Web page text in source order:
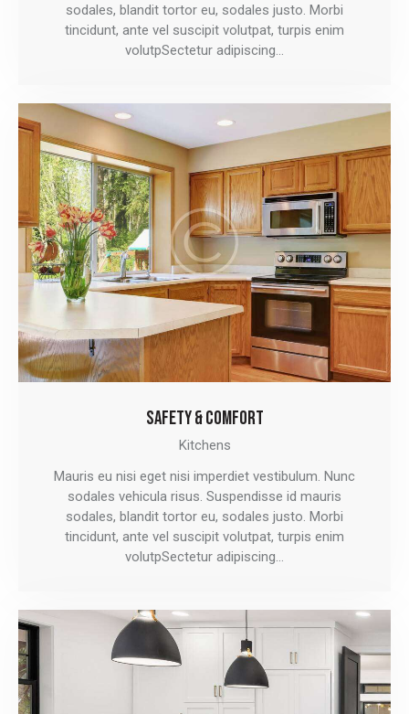
sodales, blandit tortor eu, sodales justo. Morbi
tincidunt, ante vel suscipit volutpat, turpis enim
volutpSectetur adipiscing…
SAFETY & COMFORT
Kitchens
Mauris eu nisi eget nisi imperdiet vestibulum. Nunc
sodales vehicula risus. Suspendisse id mauris
sodales, blandit tortor eu, sodales justo. Morbi
tincidunt, ante vel suscipit volutpat, turpis enim
volutpSectetur adipiscing…